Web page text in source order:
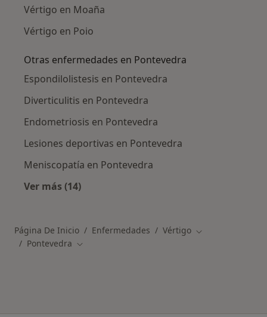
Vértigo en Moaña
Vértigo en Poio
Otras enfermedades en Pontevedra
Espondilolistesis en Pontevedra
Diverticulitis en Pontevedra
Endometriosis en Pontevedra
Lesiones deportivas en Pontevedra
Meniscopatía en Pontevedra
Ver más (14)
Página De Inicio Enfermedades Vértigo Cambiar de
Pontevedra Cambiar de ciudad